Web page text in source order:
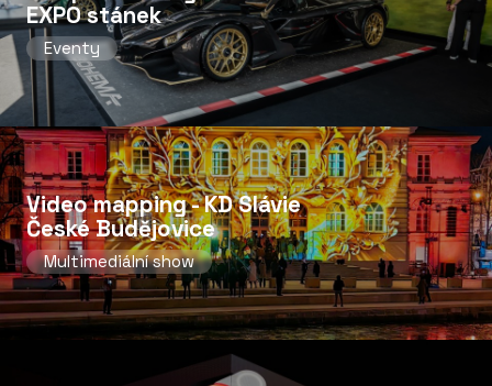
EXPO stánek
Eventy
Video mapping - KD Slávie
České Budějovice
Multimediální show